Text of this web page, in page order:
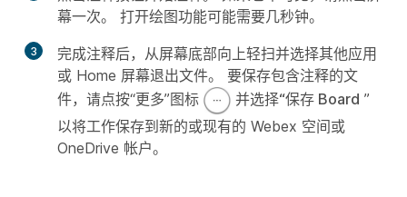
幕一次。 打开绘图功能可能需要几秒钟。
3
完成注释后，从屏幕底部向上轻扫并选择其他应用
或 Home 屏幕退出文件。 要保存包含注释的文
件，请点按“更多”图标
并选择“保存 Board ”
以将工作保存到新的或现有的 Webex 空间或
OneDrive 帐户。